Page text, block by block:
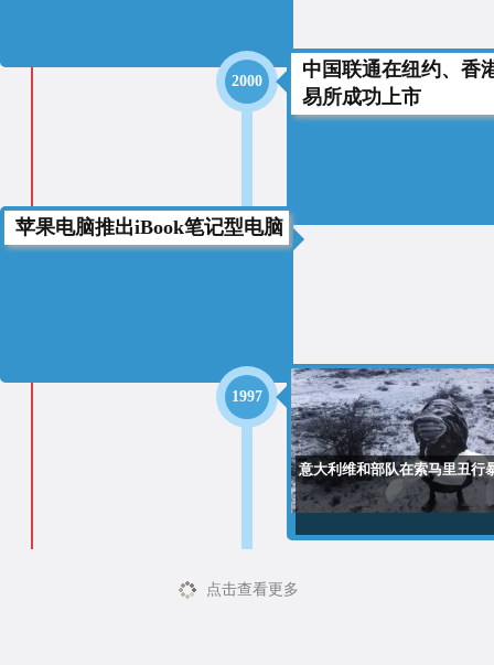
2000
中国联通在纽约、香
易所成功上市
1999
苹果电脑推出iBook笔记型电脑
1997
意大利维和部队在索马里丑行
点击查看更多